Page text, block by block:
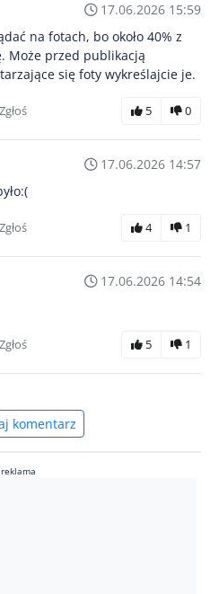
17.06.2026 15:59
na fotach, bo około 40% z
Może przed publikacją
się foty wykreślajcie je.
Zgłoś 5 0
17.06.2026 14:57
Zgłoś 4 1
17.06.2026 14:54
Zgłoś 5 1
komentarz
reklama